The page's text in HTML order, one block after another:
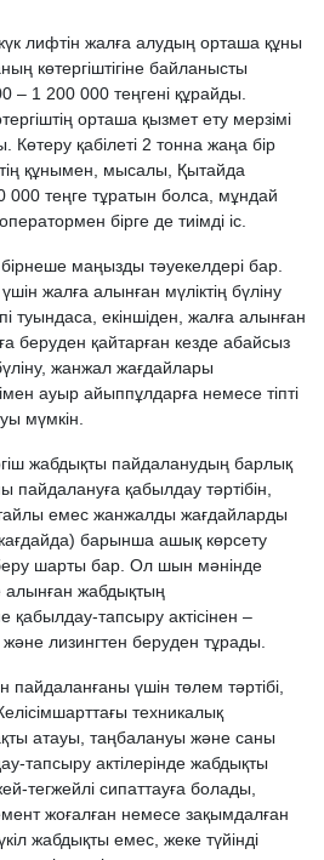
лифтін жалға алудың орташа құны
көтергіштігіне байланысты
1 200 000 теңгені құрайды.
орташа қызмет ету мерзімі
қабілеті 2 тонна жаңа бір
құнымен, мысалы, Қытайда
000 теңге тұратын болса, мұндай
бірге де тиімді іс.
маңызды тәуекелдері бар.
жалға алынған мүліктің бүліну
туындаса, екіншіден, жалға алынған
беруден қайтарған кезде абайсыз
жанжал жағдайлары
ауыр айыппұлдарға немесе тіпті
мүмкін.
жабдықты пайдаланудың барлық
қабылдау тәртібін,
емес жанжалды жағдайларды
барынша ашық көрсету
шарты бар. Ол шын мәнінде
алынған жабдықтың
тапсыру актісінен –
лизингтен беруден тұрады.
үшін төлем тәртібі,
техникалық
атауы, таңбалануы және саны
тапсыру актілерінде жабдықты
тегжейлі сипаттауға болады,
жоғалған немесе зақымдалған
жабдықты емес, жеке түйінді